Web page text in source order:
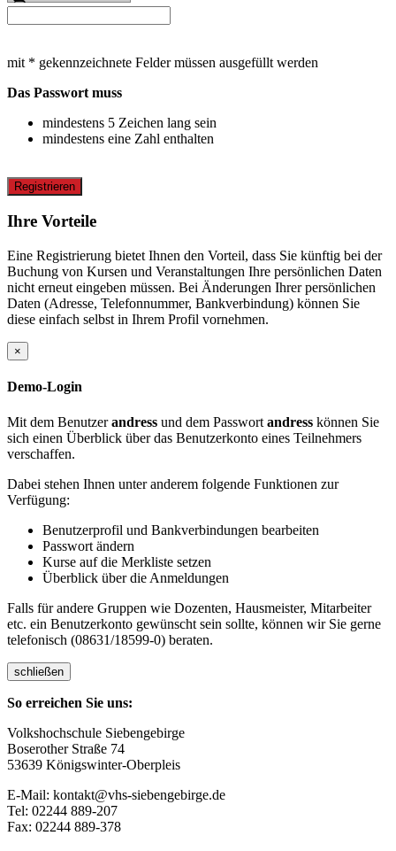
mit * gekennzeichnete Felder müssen ausgefüllt werden
Das Passwort muss
mindestens 5 Zeichen lang sein
mindestens eine Zahl enthalten
Registrieren
Ihre Vorteile
Eine Registrierung bietet Ihnen den Vorteil, dass Sie künftig bei der
Buchung von Kursen und Veranstaltungen Ihre persönlichen Daten
nicht erneut eingeben müssen. Bei Änderungen Ihrer persönlichen
Daten (Adresse, Telefonnummer, Bankverbindung) können Sie
diese einfach selbst in Ihrem Profil vornehmen.
×
Demo-Login
Mit dem Benutzerandress und dem Passwort andress können Sie
sich einen Überblick über das Benutzerkonto eines Teilnehmers
verschaffen.
Dabei stehen Ihnen unter anderem folgende Funktionen zur
Verfügung:
Benutzerprofil und Bankverbindungen bearbeiten
Passwort ändern
Kurse auf die Merkliste setzen
Überblick über die Anmeldungen
Falls für andere Gruppen wie Dozenten, Hausmeister, Mitarbeiter
etc. ein Benutzerkonto gewünscht sein sollte, können wir Sie gerne
telefonisch (08631/18599-0) beraten.
schließen
So erreichen Sie uns:
Volkshochschule Siebengebirge
Boserother Straße 74
53639 Königswinter-Oberpleis
E-Mail: kontakt@vhs-siebengebirge.de
Tel: 02244 889-207
Fax: 02244 889-378